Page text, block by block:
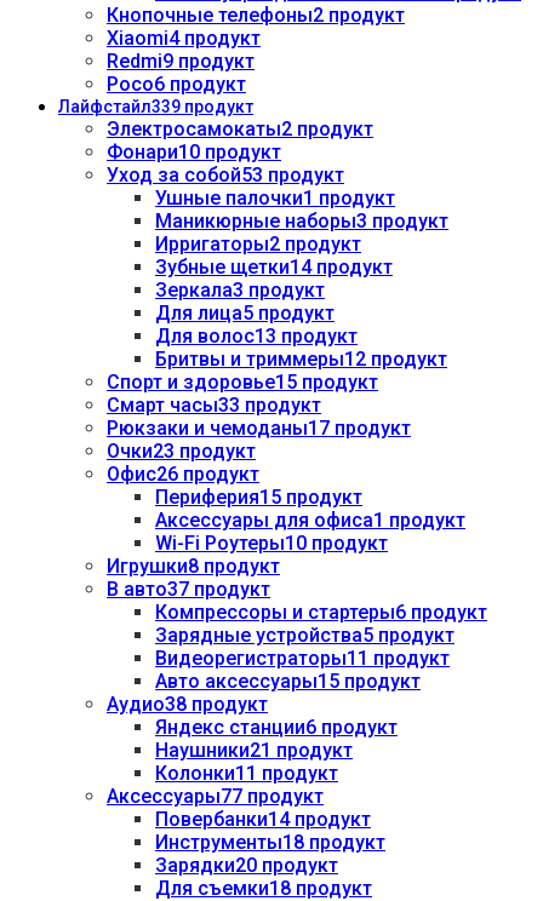
Кнопочные телефоны2 продукт
Xiaomi4 продукт
Redmi9 продукт
Poco6 продукт
Лайфстайл339 продукт
Электросамокаты2 продукт
Фонари10 продукт
Уход за собой53 продукт
Ушные палочки1 продукт
Маникюрные наборы3 продукт
Ирригаторы2 продукт
Зубные щетки14 продукт
Зеркала3 продукт
Для лица5 продукт
Для волос13 продукт
Бритвы и триммеры12 продукт
Спорт и здоровье15 продукт
Смарт часы33 продукт
Рюкзаки и чемоданы17 продукт
Очки23 продукт
Офис26 продукт
Периферия15 продукт
Аксессуары для офиса1 продукт
Wi-Fi Роутеры10 продукт
Игрушки8 продукт
В авто37 продукт
Компрессоры и стартеры6 продукт
Зарядные устройства5 продукт
Видеорегистраторы11 продукт
Авто аксессуары15 продукт
Аудио38 продукт
Яндекс станции6 продукт
Наушники21 продукт
Колонки11 продукт
Аксессуары77 продукт
Повербанки14 продукт
Инструменты18 продукт
Зарядки20 продукт
Для съемки18 продукт